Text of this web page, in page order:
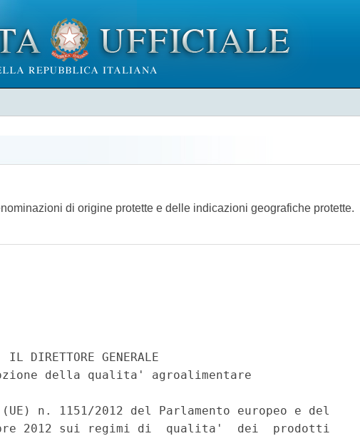
di origine protette e delle indicazioni geografiche protette.